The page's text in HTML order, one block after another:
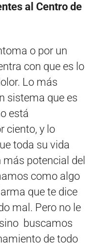
al Centro de
o por un
con que es lo
Lo más
sistema que es
está
ciento, y lo
toda su vida
potencial del
como algo
que te dice
mal. Pero no le
buscamos
de todo